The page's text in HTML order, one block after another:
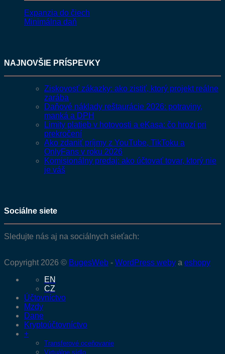
Expanzia do čiech
Minimálna daň
NAJNOVŠIE PRÍSPEVKY
Ziskovosť zákazky: ako zistiť, ktorý projekt reálne
zarába
Daňové náklady reštaurácie 2026: potraviny,
manká a DPH
Limity platieb v hotovosti a eKasa: čo hrozí pri
prekročení
Ako zdaniť príjmy z YouTube, TikToku a
OnlyFans v roku 2026
Komisionálny predaj: ako účtovať tovar, ktorý nie
je váš
Sociálne siete
Sledujte nás aj na sociálnych sieťach:
Copyright 2026 © BugesWeb - WordPress weby a eshopy
EN
CZ
Účtovníctvo
Mzdy
Dane
Kryptoúčtovníctvo
+
Transferové oceňovanie
Virtuálne sídlo